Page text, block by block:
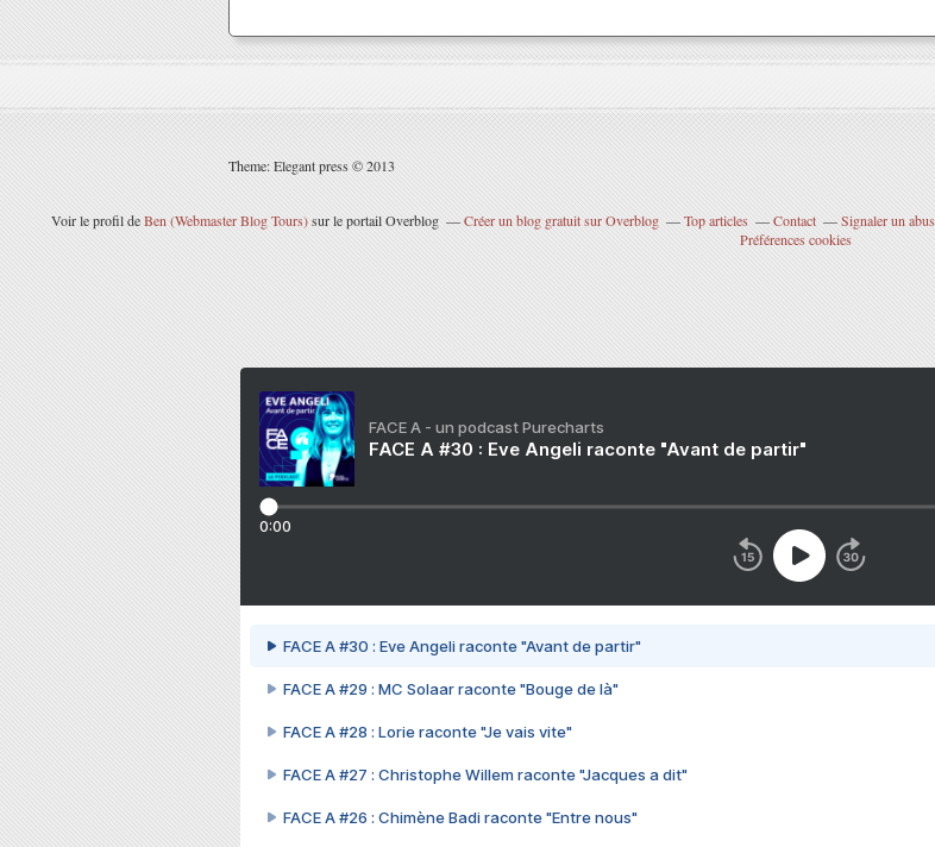
Theme: Elegant press © 2013
Voir le profil deBen (Webmaster Blog Tours)sur le portail Overblog Créer un blog gratuit sur Overblog Top articles Contact Signaler un abus
Préférences cookies
FACE A - un podcast Purecharts
FACE A #30 : Eve Angeli raconte "Avant de partir"
0:00
FACE A #30 : Eve Angeli raconte "Avant de partir"
FACE A #29 : MC Solaar raconte "Bouge de là"
FACE A #28 : Lorie raconte "Je vais vite"
FACE A #27 : Christophe Willem raconte "Jacques a dit"
FACE A #26 : Chimène Badi raconte "Entre nous"